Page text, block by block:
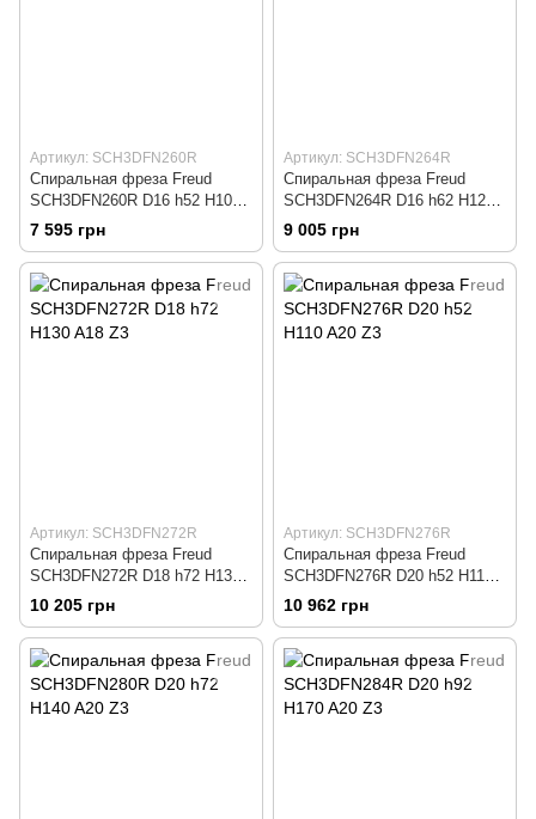
Артикул: SCH3DFN260R
Спиральная фреза Freud
SCH3DFN260R D16 h52 H100
A16 Z3
7 595 грн
Артикул: SCH3DFN264R
Спиральная фреза Freud
SCH3DFN264R D16 h62 H120
A16 Z3
9 005 грн
Артикул: SCH3DFN272R
Спиральная фреза Freud
SCH3DFN272R D18 h72 H130
A18 Z3
10 205 грн
Артикул: SCH3DFN276R
Спиральная фреза Freud
SCH3DFN276R D20 h52 H110
A20 Z3
10 962 грн